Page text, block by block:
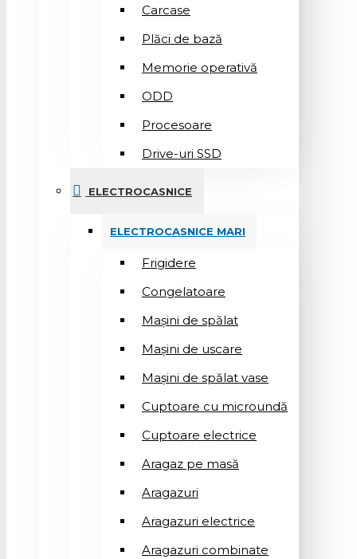
Carcase
Plăci de bază
Memorie operativă
ODD
Procesoare
Drive-uri SSD
ELECTROCASNICE
ELECTROCASNICE MARI
Frigidere
Congelatoare
Mașini de spălat
Mașini de uscare
Mașini de spălat vase
Cuptoare cu microundă
Cuptoare electrice
Aragaz pe masă
Aragazuri
Aragazuri electrice
Aragazuri combinate